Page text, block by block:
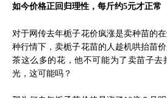
如今价格正回归理性，每斤约5元才正常
对于网传去年栀子花价疯涨是卖种苗的
种行情下，卖栀子花苗的人趁机哄抬苗
茶这么多的花，他不可能为了卖苗子去
光，这可能吗？